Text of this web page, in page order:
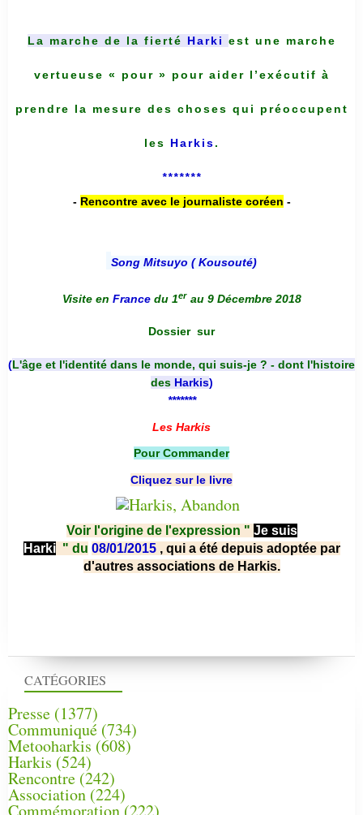
CATÉGORIES
Presse (1377)
Communiqué (734)
Metooharkis (608)
Harkis (524)
Rencontre (242)
Association (224)
Commémoration(222)
La marche de la fierté Harki est une marche
vertueuse « pour » pour aider l’exécutif à
prendre la mesure des choses qui préoccupent
les Harkis.
*******
- Rencontre avec le journaliste coréen -
Song Mitsuyo ( Kousouté)
Visite en France du 1er au 9 Décembre 2018
Dossier sur
(L'âge et l'identité dans le monde, qui suis-je ? - dont l'histoire
des Harkis)
*******
Les Harkis
Pour Commander
Cliquez sur le livre
Voir l'origine de l'expression " Je suis
Harki " du 08/01/2015 , qui a été depuis adoptée par
d'autres associations de Harkis.